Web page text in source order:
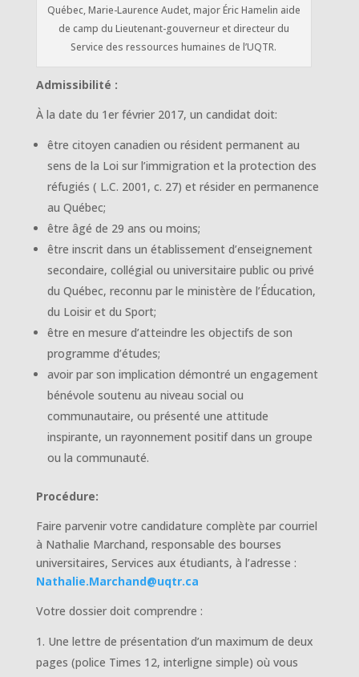
Québec, Marie-Laurence Audet, major Éric Hamelin aide
de camp du Lieutenant-gouverneur et directeur du
Service des ressources humaines de l’UQTR.
Admissibilité :
À la date du 1er février 2017, un candidat doit:
être citoyen canadien ou résident permanent au
sens de la Loi sur l’immigration et la protection des
réfugiés ( L.C. 2001, c. 27) et résider en permanence
au Québec;
être âgé de 29 ans ou moins;
être inscrit dans un établissement d’enseignement
secondaire, collégial ou universitaire public ou privé
du Québec, reconnu par le ministère de l’Éducation,
du Loisir et du Sport;
être en mesure d’atteindre les objectifs de son
programme d’études;
avoir par son implication démontré un engagement
bénévole soutenu au niveau social ou
communautaire, ou présenté une attitude
inspirante, un rayonnement positif dans un groupe
ou la communauté.
Procédure:
Faire parvenir votre candidature complète par courriel
à Nathalie Marchand, responsable des bourses
universitaires, Services aux étudiants, à l’adresse :
Nathalie.Marchand@uqtr.ca
Votre dossier doit comprendre :
Une lettre de présentation d’un maximum de deux
pages (police Times 12, interligne simple) où vous